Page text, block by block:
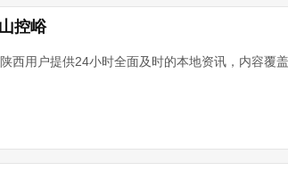
控峪
西用户提供24小时全面及时的本地资讯，内容覆